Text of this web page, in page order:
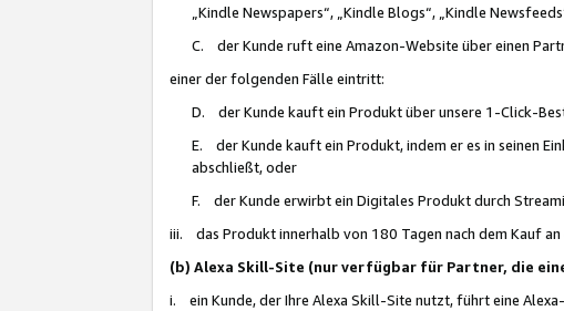
„Kindle Newspapers“, „Kindle Blogs“, „Kindle
C. der Kunde ruft eine Amazon-Website über einen
einer der folgenden Fälle eintritt:
D. der Kunde kauft ein Produkt über unsere 1-Click-
E. der Kunde kauft ein Produkt, indem er es in seinen
abschließt, oder
F. der Kunde erwirbt ein Digitales Produkt durch
iii. das Produkt innerhalb von 180 Tagen nach dem Kauf
(b) Alexa Skill-Site (nur verfügbar für Partner, die
i. ein Kunde, der Ihre Alexa Skill-Site nutzt, führt eine